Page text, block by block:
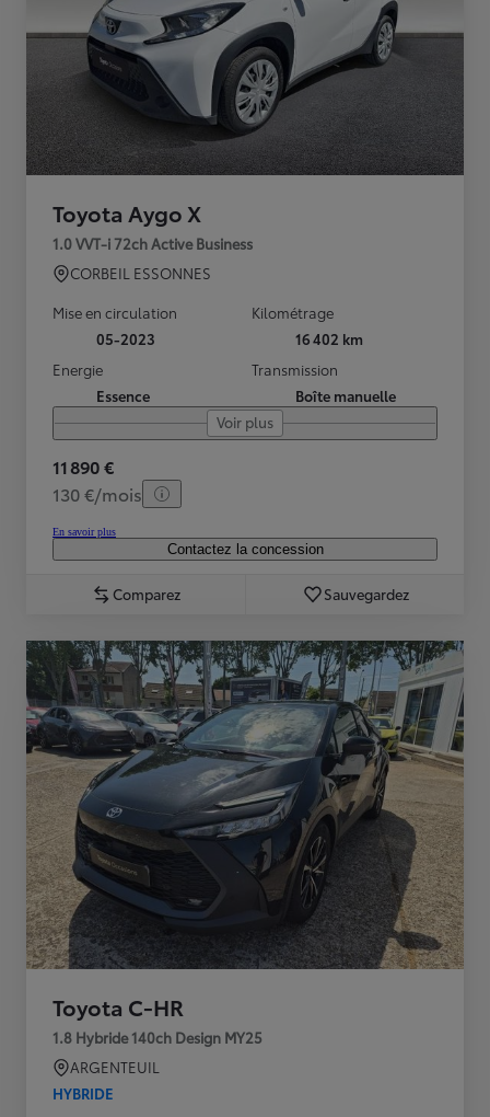
Toyota Aygo X
1.0 VVT-i 72ch Active Business
CORBEIL ESSONNES
Mise en circulation
05-2023
Kilométrage
16 402 km
Energie
Essence
Transmission
Boîte manuelle
Voir plus
11 890 €
130 €/mois
En savoir plus
Contactez la concession
Comparez Sauvegardez
Toyota C-HR
1.8 Hybride 140ch Design MY25
ARGENTEUIL
HYBRIDE